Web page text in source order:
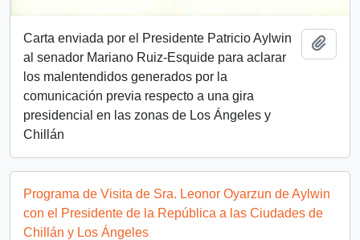
Carta enviada por el Presidente Patricio Aylwin
al senador Mariano Ruiz-Esquide para aclarar
los malentendidos generados por la
comunicación previa respecto a una gira
presidencial en las zonas de Los Ángeles y
Chillán
Programa de Visita de Sra. Leonor Oyarzun de Aylwin
con el Presidente de la República a las Ciudades de
Chillán y Los Ángeles